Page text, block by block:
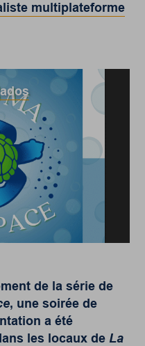
multiplateforme
de la série de
, une soirée de
a été
les locaux de La